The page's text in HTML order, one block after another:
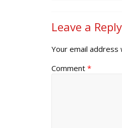
Leave a Reply
Your email address
Comment *